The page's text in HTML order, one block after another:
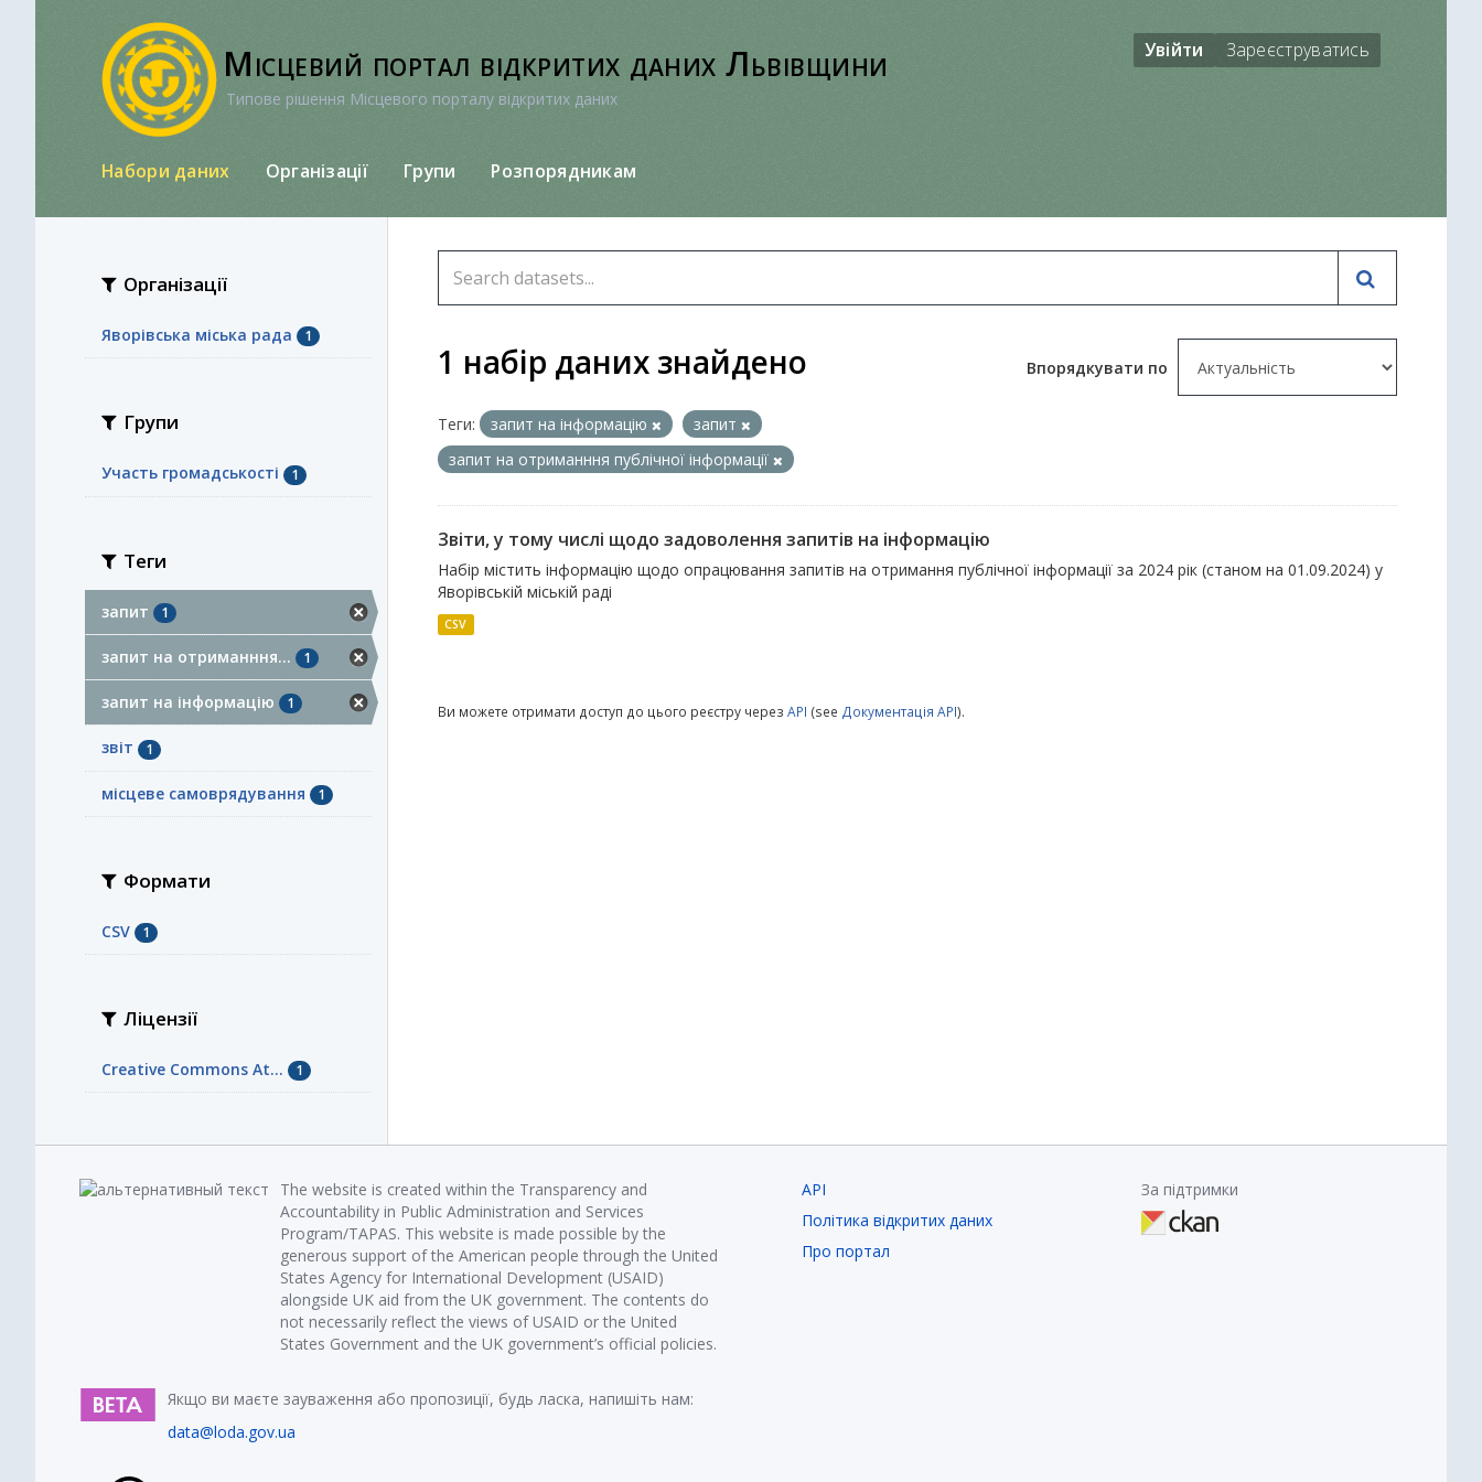
Місцевий портал відкритих даних Львівщини
Типове рішення Місцевого порталу відкритих даних
Увійти Зареєструватись
Набори даних Організації Групи Розпорядникам
Організації
Яворівська міська рада 1
Групи
Участь громадськості 1
Теги
запит 1
запит на отриманння... 1
запит на інформацію 1
звіт 1
місцеве самоврядування 1
Формати
CSV 1
Ліцензії
Creative Commons At... 1
Впорядкувати по
1 набір даних знайдено
Теги: запит на інформацію
запит
запит на отриманння публічної інформації
Звіти, у тому числі щодо задоволення запитів на інформацію
Набір містить інформацію щодо опрацювання запитів на отримання публічної інформації за 2024 рік (станом на 01.09.2024) у
Яворівській міській раді
CSV
Ви можете отримати доступ до цього реєстру через API (see Документація API).
The website is created within the Transparency and
Accountability in Public Administration and Services
Program/TAPAS. This website is made possible by the
generous support of the American people through the United
States Agency for International Development (USAID)
alongside UK aid from the UK government. The contents do
not necessarily reflect the views of USAID or the United
States Government and the UK government’s official policies.
Якщо ви маєте зауваження або пропозиції, будь ласка, напишіть нам:
data@loda.gov.ua
API
Політика відкритих даних
Про портал
За підтримки